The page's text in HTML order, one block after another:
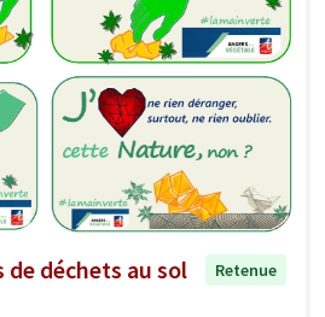
déchets au sol
Retenue